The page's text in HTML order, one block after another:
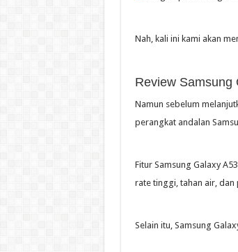
Nah, kali ini kami akan
Review Samsung
Namun sebelum
perangkat andalan
Fitur Samsung Galaxy
rate tinggi, tahan air, dan
Selain itu, Samsung